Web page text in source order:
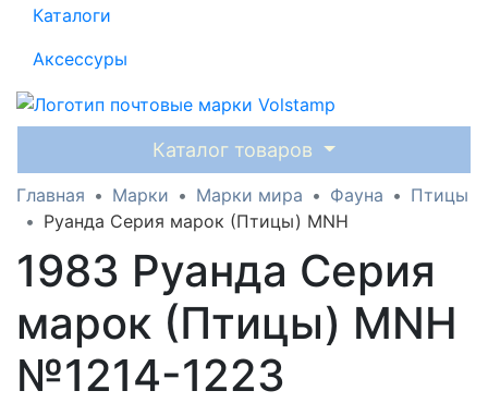
Каталоги
Аксессуры
Каталог товаров
Главная Марки Марки мира Фауна
Птицы
Руанда Серия марок (Птицы) MNH
1983 Руанда Серия
марок (Птицы) MNH
№1214-1223